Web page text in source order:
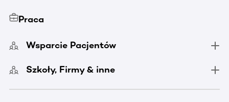
Praca
Wsparcie Pacjentów
Szkoły, Firmy & inne